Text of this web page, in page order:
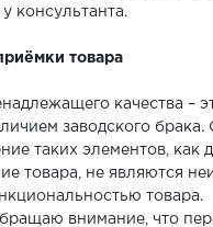
консультанта.
товара
качества –
заводского брака.
таких элементов, как
товара, не являются
товара.
внимание, что